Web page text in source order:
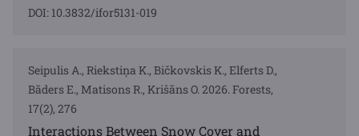
DOI: 10.3832/ifor5131-019
Seipulis A., Riekstiņa K., Bičkovskis K., Elferts D.,
Bāders E., Matisons R., Krišāns O. 2026. Forests,
17(2), 276
Interactions Between Snow Cover and